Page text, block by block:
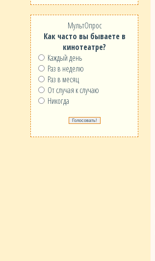
МультОпрос
Как часто вы бываете в
кинотеатре?
Каждый день
Раз в неделю
Раз в месяц
От случая к случаю
Никогда